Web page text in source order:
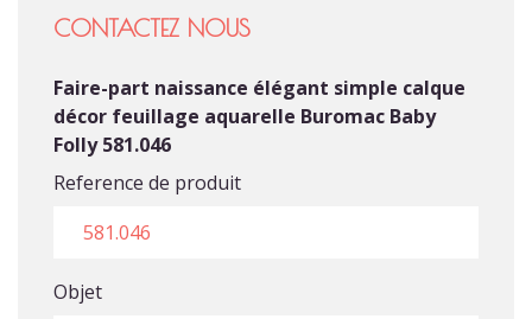
CONTACTEZ NOUS
Faire-part naissance élégant simple calque
décor feuillage aquarelle Buromac Baby
Folly 581.046
Reference de produit
Objet